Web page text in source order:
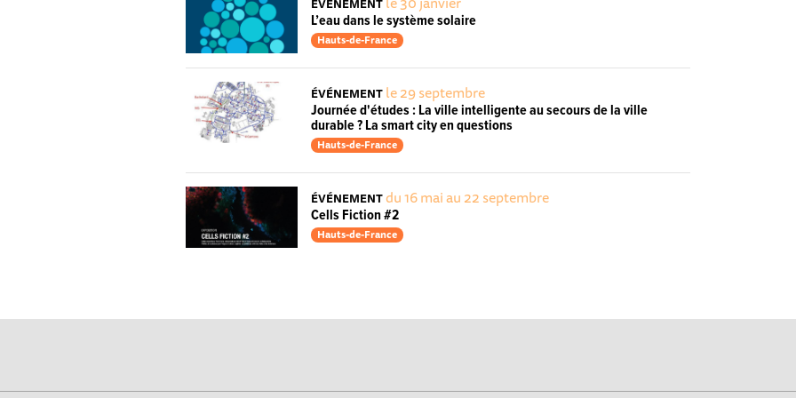
ÉVÉNEMENT
L’eau dans le système solaire
Hauts-de-France
ÉVÉNEMENT le 29 septembre
Journée d'études : La ville intelligente au secours de la ville
durable ? La smart city en questions
Hauts-de-France
ÉVÉNEMENTdu 16 mai au 22 septembre
Cells Fiction #2
Hauts-de-France